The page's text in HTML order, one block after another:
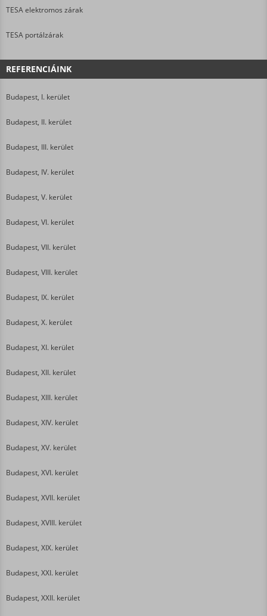
TESA elektromos zárak
TESA portálzárak
REFERENCIÁINK
Budapest, I. kerület
Budapest, II. kerület
Budapest, III. kerület
Budapest, IV. kerület
Budapest, V. kerület
Budapest, VI. kerület
Budapest, VII. kerület
Budapest, VIII. kerület
Budapest, IX. kerület
Budapest, X. kerület
Budapest, XI. kerület
Budapest, XII. kerület
Budapest, XIII. kerület
Budapest, XIV. kerület
Budapest, XV. kerület
Budapest, XVI. kerület
Budapest, XVII. kerület
Budapest, XVIII. kerület
Budapest, XIX. kerület
Budapest, XXI. kerület
Budapest, XXII. kerület